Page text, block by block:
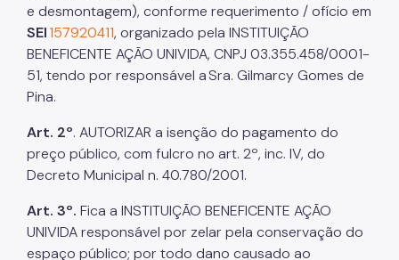
e desmontagem), conforme requerimento / ofício em
SEI157920411, organizado pela INSTITUIÇÃO
BENEFICENTE AÇÃO UNIVIDA, CNPJ 03.355.458/0001-
51, tendo por responsável a Sra. Gilmarcy Gomes de
Pina.
Art. 2º. AUTORIZAR a isenção do pagamento do
preço público, com fulcro no art. 2º, inc. IV, do
Decreto Municipal n. 40.780/2001.
Art. 3º. Fica a INSTITUIÇÃO BENEFICENTE AÇÃO
UNIVIDA responsável por zelar pela conservação do
espaço público; por todo dano causado ao